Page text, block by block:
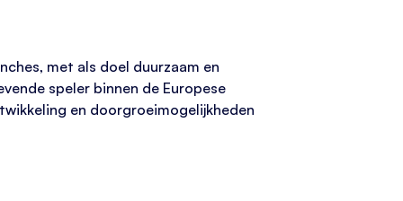
met als doel duurzaam en
speler binnen de Europese
en doorgroeimogelijkheden